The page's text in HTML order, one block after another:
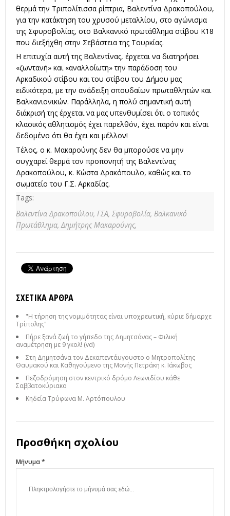
θερμά την Τριπολίτισσα ρίπτρια, Βαλεντίνα Δρακοπούλου,
για την κατάκτηση του χρυσού μεταλλίου, στο αγώνισμα
της Σφυροβολίας, στο Βαλκανικό πρωτάθλημα στίβου Κ18
που διεξήχθη στην Σεβάστεια της Τουρκίας.
Η επιτυχία αυτή της Βαλεντίνας, έρχεται να διατηρήσει
«ζωντανή» και «αναλλοίωτη» την παράδοση του
Αρκαδικού στίβου και του στίβου του Δήμου μας
ειδικότερα, με την ανάδειξη σπουδαίων πρωταθλητών και
Βαλκανιονικών. Παράλληλα, η πολύ σημαντική αυτή
διάκρισή της έρχεται να μας υπενθυμίσει ότι ο τοπικός
κλασικός αθλητισμός έχει παρελθόν, έχει παρόν και είναι
δεδομένο ότι θα έχει και μέλλον!
Τέλος, ο κ. Μακαρούνης δεν θα μπορούσε να μην
συγχαρεί θερμά τον προπονητή της Βαλεντίνας
Δρακοπούλου, κ. Κώστα Δρακόπουλο, καθώς και το
σωματείο του Γ.Σ. Αρκαδίας.
Tags:
Βαλεντίνα Δρακοπούλου, ΓΣΑ, Σφυροβολία, Βαλκανικό
Πρωτάθλημα,Δημήτρης Μακαρούνης,
ΣΧΕΤΙΚΆ ΆΡΘΡΑ
"Η τήρηση της νομιμότητας είναι υποχρεωτική, κύριε δήμαρχε
Τρίπολης"
Πήρε ξανά ζωή το γήπεδο της Δημητσάνας – Φιλική
αναμέτρηση με 9 γκολ! (vd)
Στη Δημητσάνα τον Δεκαπεντάυγουστο ο Μητροπολίτης
Θαυμακού και Καθηγούμενο της Μονής Πετράκη κ. Ιάκωβος
Πεζοδρόμηση στον κεντρικό δρόμο Λεωνιδίου κάθε
Σαββατοκύριακο
Κηδεία Τρύφωνα Μ. Αρτόπουλου
Προσθήκη σχολίου
Μήνυμα *